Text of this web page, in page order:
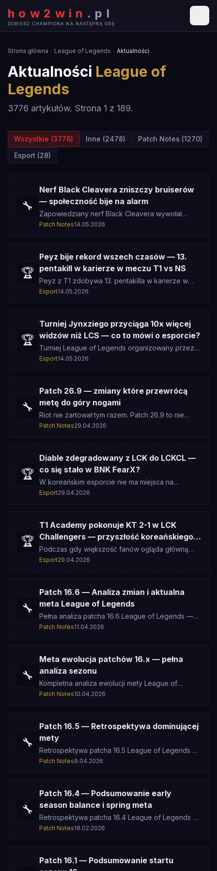
how2win . pl
DOBIERZ CHAMPIONA NA NASTĘPNĄ GRĘ
Strona główna League of Legends Aktualności
Aktualności League of
Legends
3776 artykułów. Strona 1 z 189.
Wszystkie (3776) Inne (2478) Patch Notes (1270)
Esport (28)
🔧
Nerf Black Cleavera zniszczy bruiserów
— społeczność bije na alarm
Zapowiedziany nerf Black Cleavera wywołał
burzę. Item który już miał jeden z najniższych
Patch Notes14.05.2026
🏆
Peyz bije rekord wszech czasów — 13.
pentakill w karierze w meczu T1 vs NS
Peyz z T1 zdobywa 13. pentakilla w karierze w
meczu przeciwko Nongshim RedForce i zostaje
Esport14.05.2026
🏆
Turniej Jynxziego przyciąga 10x więcej
widzów niż LCS — co to mówi o esporcie?
Turniej League of Legends organizowany przez
Jynxziego zgromadził 10 razy więcej widzów niż
Esport14.05.2026
🔧
Patch 26.9 — zmiany które przewrócą
metę do góry nogami
Riot nie żartował tym razem. Patch 26.9 to nie
kosmetyczne poprawki — to kompletny reset
Patch Notes29.04.2026
🏆
Diable zdegradowany z LCK do LCKCL —
co się stało w BNK FearX?
W koreańskim esporcie nie ma miejsca na
kompromisy. Diable, dotychczasowy zawodnik
Esport29.04.2026
🏆
T1 Academy pokonuje KT 2-1 w LCK
Challengers — przyszłość koreańskiego
LoL
Podczas gdy większość fanów ogląda główną
ligę LCK, T1 Academy cicho buduje kolejną
Esport29.04.2026
🔧
Patch 16.6 — Analiza zmian i aktualna
meta League of Legends
Pełna analiza patcha 16.6 League of Legends —
top pickrate, top winrate, najwyższe banraty i
Patch Notes11.04.2026
🔧
Meta ewolucja patchów 16.x — pełna
analiza sezonu
Kompletna analiza ewolucji mety League of
Legends przez cały cykl patchów 16.x — od
Patch Notes10.04.2026
🔧
Patch 16.5 — Retrospektywa dominującej
mety
Retrospektywa patcha 16.5 League of Legends —
wspomnienie dominujących championów,
Patch Notes9.04.2026
🔧
Patch 16.4 — Podsumowanie early
season balance i spring meta
Retrospektywa patcha 16.4 League of Legends —
stabilizacja mety wiosennej sezonu 16, kluczowe
Patch Notes19.02.2026
Patch 16.1 — Podsumowanie startu